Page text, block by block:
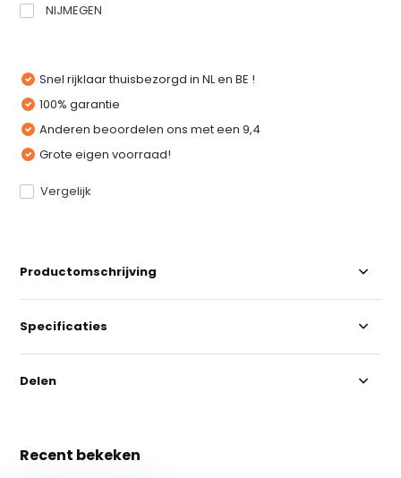
NIJMEGEN
Snel rijklaar thuisbezorgd in NL en BE !
100% garantie
Anderen beoordelen ons met een 9,4
Grote eigen voorraad!
Vergelijk
Productomschrijving
Specificaties
Delen
Recent bekeken